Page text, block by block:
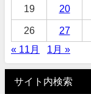
19 20
26 27
« 11月
1月 »
サイト内検索